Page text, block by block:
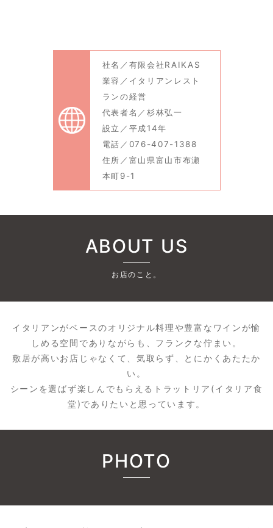
社名／有限会社RAIKAS
業容／イタリアンレスト
ランの経営
代表者名／杉林弘一
設立／平成14年
電話／076-407-1388
住所／富山県富山市布瀬
本町9-1
ABOUT US
お店のこと。
イタリアンがベースのオリジナル料理や豊富なワインが愉
しめる空間でありながらも、フランクな佇まい。
敷居が高いお店じゃなくて、気取らず、とにかくあたたか
い。
シーンを選ばず楽しんでもらえるトラットリア(イタリア食
堂)でありたいと思っています。
PHOTO